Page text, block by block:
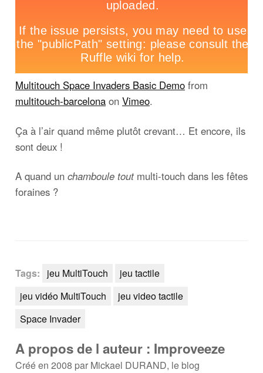
Multitouch Space Invaders Basic Demo from
multitouch-barcelona on Vimeo.
Ça à l’air quand même plutôt crevant… Et encore, ils
sont deux !
A quand un chamboule toutmulti-touch dans les fêtes
foraines ?
Tags: jeu MultiTouch
jeu tactile
jeu vidéo MultiTouch
jeu video tactile
Space Invader
A propos de l auteur : Improveeze
Créé en 2008 par Mickael DURAND, le blog